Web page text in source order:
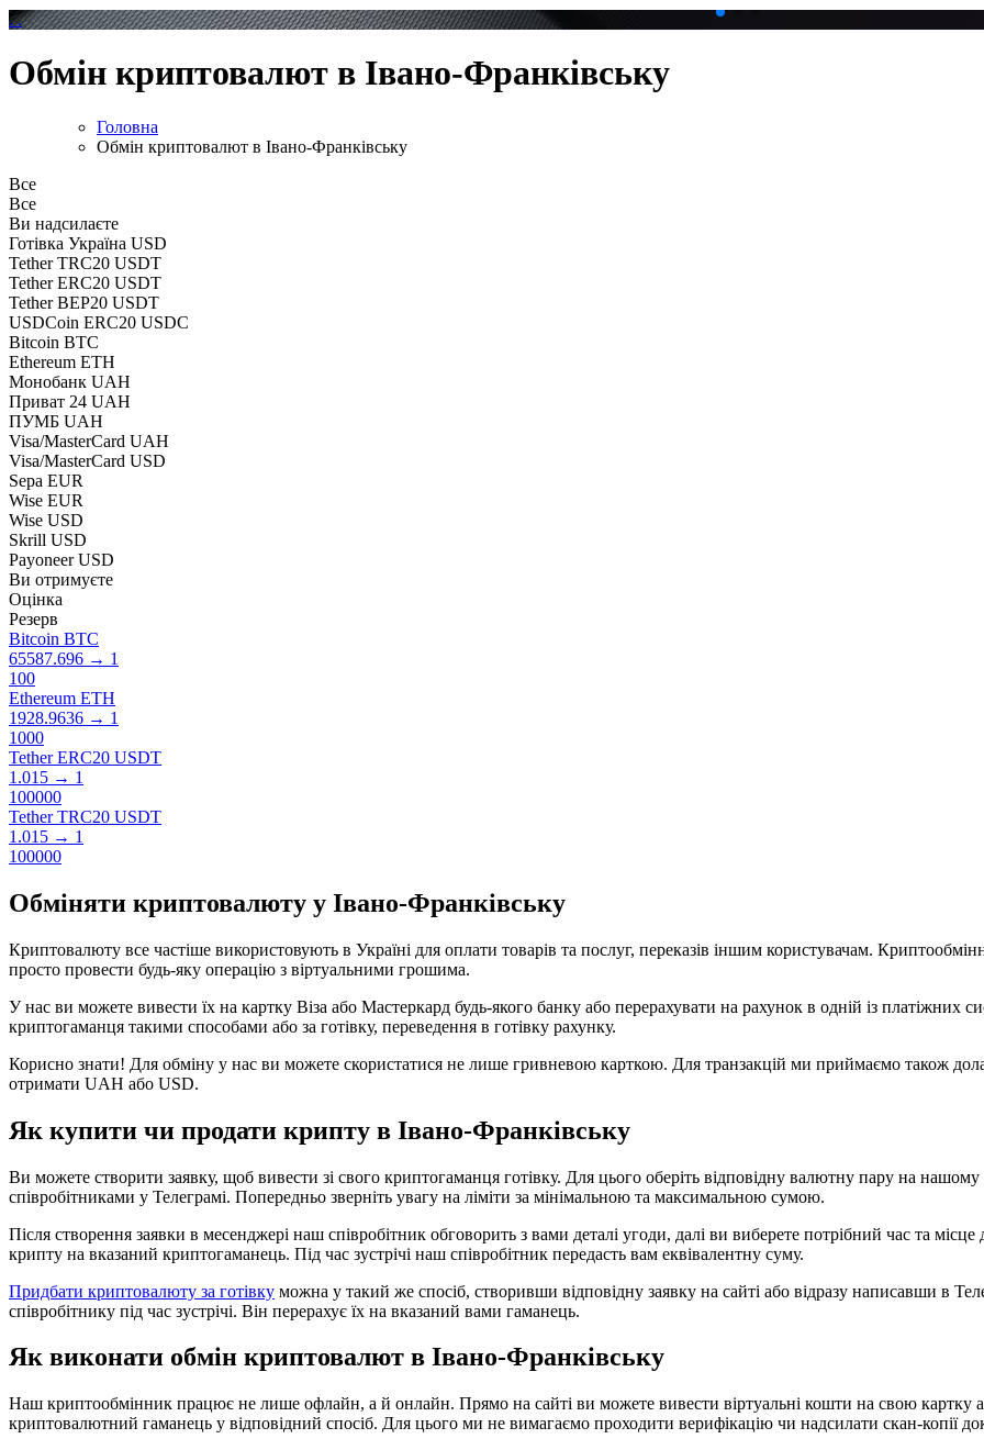
Обмін криптовалют в Івано-Франківську
Головна
Обмін криптовалют в Івано-Франківську
Все
Все
Ви надсилаєте
Готівка Україна USD
Tether TRC20 USDT
Tether ERC20 USDT
Tether BEP20 USDT
USDCoin ERC20 USDC
Bitcoin BTC
Ethereum ETH
Монобанк UAH
Приват 24 UAH
ПУМБ UAH
Visa/MasterCard UAH
Visa/MasterCard USD
Sepa EUR
Wise EUR
Wise USD
Skrill USD
Payoneer USD
Ви отримуєте
Оцінка
Резерв
Bitcoin BTC
65587.696 → 1
100
Ethereum ETH
1928.9636 → 1
1000
Tether ERC20 USDT
1.015 → 1
100000
Tether TRC20 USDT
1.015 → 1
100000
Обміняти криптовалюту у Івано-Франківську
Криптовалюту все частіше використовують в Україні для оплати товарів та послуг, переказів іншим користувачам.
просто провести будь-яку операцію з віртуальними грошима.
У нас ви можете вивести їх на картку Віза або Мастеркард будь-якого банку або перерахувати на рахунок в одній із
криптогаманця такими способами або за готівку, переведення в готівку рахунку.
Корисно знати! Для обміну у нас ви можете скористатися не лише гривневою карткою. Для транзакцій ми приймаємо також
отримати UAH або USD.
Як купити чи продати крипту в Івано-Франківську
Ви можете створити заявку, щоб вивести зі свого криптогаманця готівку. Для цього оберіть відповідну валютну пару на нашому
співробітниками у Телеграмі. Попередньо зверніть увагу на ліміти за мінімальною та максимальною сумою.
Після створення заявки в месенджері наш співробітник обговорить з вами деталі угоди, далі ви виберете потрібний час та
крипту на вказаний криптогаманець. Під час зустрічі наш співробітник передасть вам еквівалентну суму.
Придбати криптовалюту за готівку можна у такий же спосіб, створивши відповідну заявку на сайті або відразу написавши в
співробітнику під час зустрічі. Він перерахує їх на вказаний вами гаманець.
Як виконати обмін криптовалют в Івано-Франківську
Наш криптообмінник працює не лише офлайн, а й онлайн. Прямо на сайті ви можете вивести віртуальні кошти на свою картку
криптовалютний гаманець у відповідний спосіб. Для цього ми не вимагаємо проходити верифікацію чи надсилати скан-копії